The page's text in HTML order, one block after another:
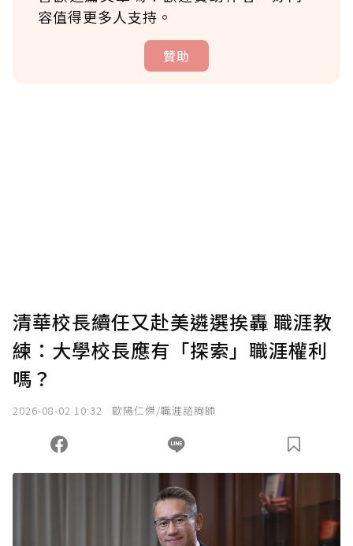
容值得更多人支持。
贊助
確認送出
您當前剩餘 U 利點數：0點；前往 購買點數
清華校長續任又赴美遴選挨轟 職涯教
練：大學校長應有「探索」職涯權利
嗎？
2026-08-02 10:32 歐陽仁傑/職涯諮詢師